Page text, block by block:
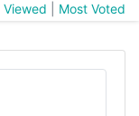
Viewed Most Voted